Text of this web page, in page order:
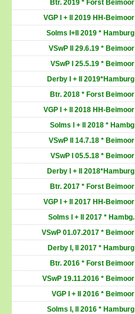
Btr. 2019 * Forst Beimoor
VGP I + II 2019 HH-Beimoor
Solms I+II 2019 * Hamburg
VSwP II 29.6.19 * Beimoor
VSwP I 25.5.19 * Beimoor
Derby I + II 2019*Hamburg
Btr. 2018 * Forst Beimoor
VGP I + II 2018 HH-Beimoor
Solms I + II 2018 * Hambg
VSwP II 14.7.18 * Beimoor
VSwP I 05.5.18 * Beimoor
Derby I + II 2018*Hamburg
Btr. 2017 * Forst Beimoor
VGP I + II 2017 HH-Beimoor
Solms I + II 2017 * Hambg.
VSwP 01.07.2017 * Beimoor
Derby I, II 2017 * Hamburg
Btr. 2016 * Forst Beimoor
VSwP 19.11.2016 * Beimoor
VGP I + II 2016 * Beimoor
Solms I, II 2016 * Hamburg